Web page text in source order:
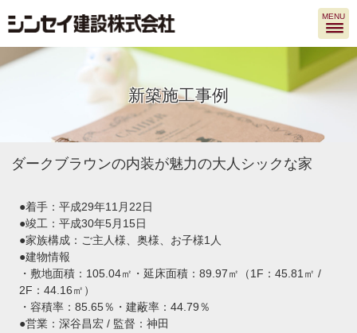
MENU
新築施工事例
ダークブラウンの内装が魅力の大人シックな家
●着手：平成29年11月22日
●竣工：平成30年5月15日
●家族構成：ご主人様、奥様、お子様1人
●建物情報
・敷地面積：105.04㎡・延床面積：89.97㎡（1F：45.81㎡ /
2F：44.16㎡）
・容積率：85.65％・建蔽率：44.79％
●営業：深谷昌宏 / 監督：神田